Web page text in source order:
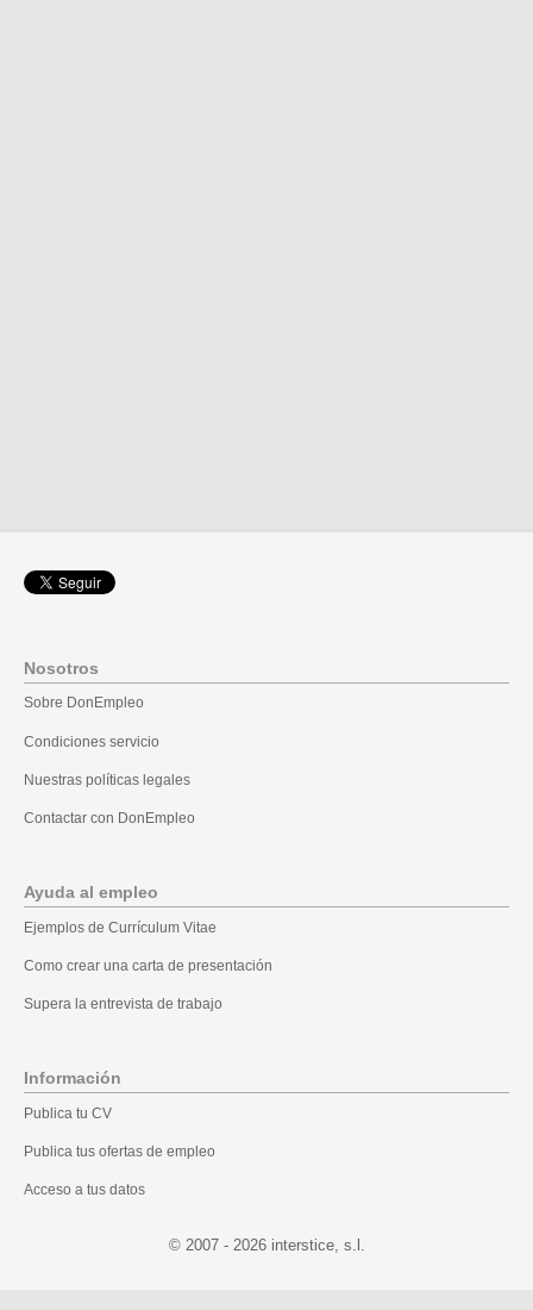
Nosotros
Sobre DonEmpleo
Condiciones servicio
Nuestras políticas legales
Contactar con DonEmpleo
Ayuda al empleo
Ejemplos de Currículum Vitae
Como crear una carta de presentación
Supera la entrevista de trabajo
Información
Publica tu CV
Publica tus ofertas de empleo
Acceso a tus datos
© 2007 - 2026 .l.s ,ecitsretni